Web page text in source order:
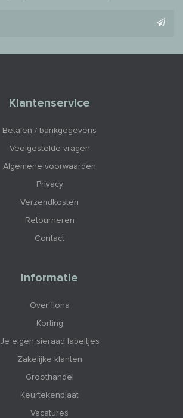
Klantenservice
Betalen / bankgegevens
Veelgestelde vragen
Algemene voorwaarden
Privacy
Verzendkosten
Retourneren
Contact
Informatie
Over Ilona
Korting
Je eigen sieraad labeltjes
Zakelijke klanten
Groothandel
Keurtekenplaat
Vacatures